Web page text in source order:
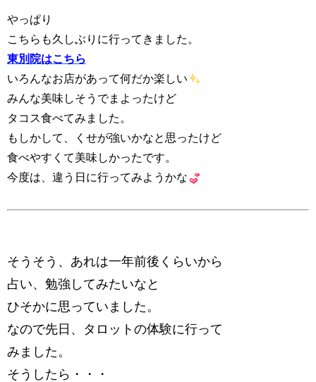
やっぱり
こちらも久しぶりに行ってきました。
東別院はこちら
いろんなお店があって何だか楽しい
みんな美味しそうでまよったけど
タコス食べてみました。
もしかして、くせが強いかなと思ったけど
食べやすくて美味しかったです。
今度は、違う日に行ってみようかな
そうそう、あれは一年前後くらいから
占い、勉強してみたいなと
ひそかに思っていました。
なので先日、タロットの体験に行って
みました。
そうしたら・・・